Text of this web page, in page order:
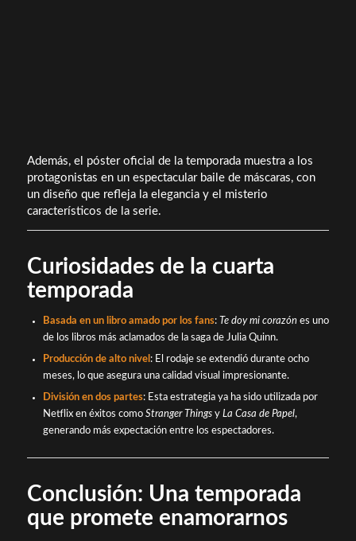
Además, el póster oficial de la temporada muestra a los
protagonistas en un espectacular baile de máscaras, con
un diseño que refleja la elegancia y el misterio
característicos de la serie.
Curiosidades de la cuarta
temporada
Basada en un libro amado por los fans: Te doy mi corazón es uno
de los libros más aclamados de la saga de Julia Quinn.
Producción de alto nivel : El rodaje se extendió durante ocho
meses, lo que asegura una calidad visual impresionante.
División en dos partes: Esta estrategia ya ha sido utilizada por
Netflix en éxitos como Stranger Thingsy La Casa de Papel,
generando más expectación entre los espectadores.
Conclusión: Una temporada
que promete enamorarnos